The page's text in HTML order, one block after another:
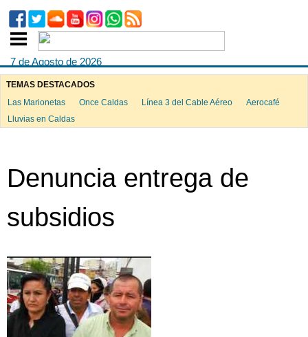
7 de Agosto de 2026
TEMAS DESTACADOS
Las Marionetas
Once Caldas Línea 3 del Cable Aéreo
Aerocafé
Lluvias en Caldas
Denuncia entrega de
subsidios